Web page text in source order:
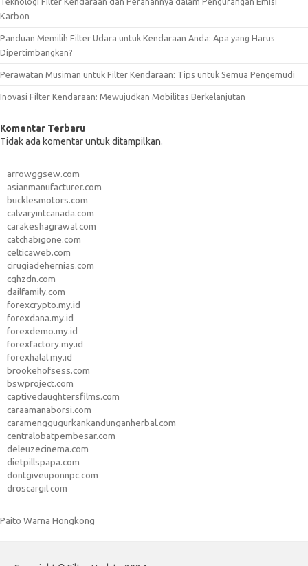
Karbon
Panduan Memilih Filter Udara untuk Kendaraan Anda: Apa yang Harus
Dipertimbangkan?
Perawatan Musiman untuk Filter Kendaraan: Tips untuk Semua Pengemudi
Inovasi Filter Kendaraan: Mewujudkan Mobilitas Berkelanjutan
Komentar Terbaru
Tidak ada komentar untuk ditampilkan.
arrowggsew.com
asianmanufacturer.com
bucklesmotors.com
calvaryintcanada.com
carakeshagrawal.com
catchabigone.com
celticaweb.com
cirugiadehernias.com
cqhzdn.com
dailfamily.com
forexcrypto.my.id
forexdana.my.id
forexdemo.my.id
forexfactory.my.id
forexhalal.my.id
brookehofsess.com
bswproject.com
captivedaughtersfilms.com
caraamanaborsi.com
caramenggugurkankandunganherbal.com
centralobatpembesar.com
deleuzecinema.com
dietpillspapa.com
dontgiveuponnpc.com
droscargil.com
Paito Warna Hongkong